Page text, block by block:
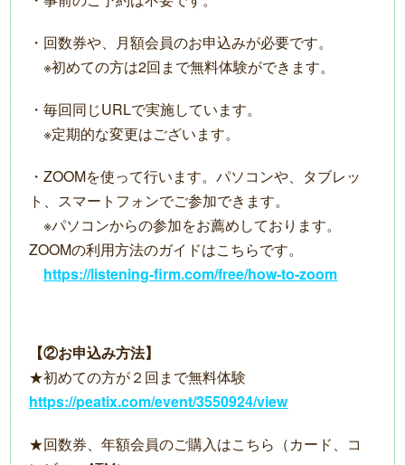
・回数券や、月額会員のお申込みが必要です。
※初めての方は2回まで無料体験ができます。
・毎回同じURLで実施しています。
※定期的な変更はございます。
・ZOOMを使って行います。パソコンや、タブレッ
ト、スマートフォンでご参加できます。
※パソコンからの参加をお薦めしております。
ZOOMの利用方法のガイドはこちらです。
https://listening-firm.com/free/how-to-zoom
【②お申込み方法】
★初めての方が２回まで無料体験
https://peatix.com/event/3550924/view
★回数券、年額会員のご購入はこちら（カード、コ